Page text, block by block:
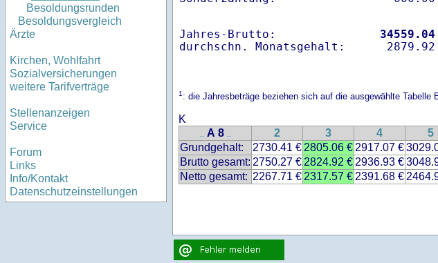
Besoldungsrunden
Besoldungsvergleich
Ärzte
Kirchen, Wohlfahrt
Sozialversicherungen
weitere Tarifverträge
Stellenanzeigen
Service
Forum
Links
Info/Kontakt
Datenschutzeinstellungen
Jahres-Brutto:
1: die Jahresbeträge beziehen sich auf die ausgewählte Tabelle
K
.. A 8 .. 2 3 4 5
Grundgehalt:
2730.41 € 2805.06 € 2917.07 €
Brutto gesamt: 2750.27 € 2824.92 € 2936.93 €
Netto gesamt: 2267.71 € 2317.57 € 2391.68 €